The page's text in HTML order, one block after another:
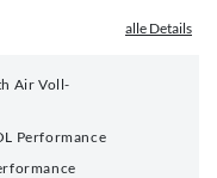
alle Details
Air Voll-
Performance